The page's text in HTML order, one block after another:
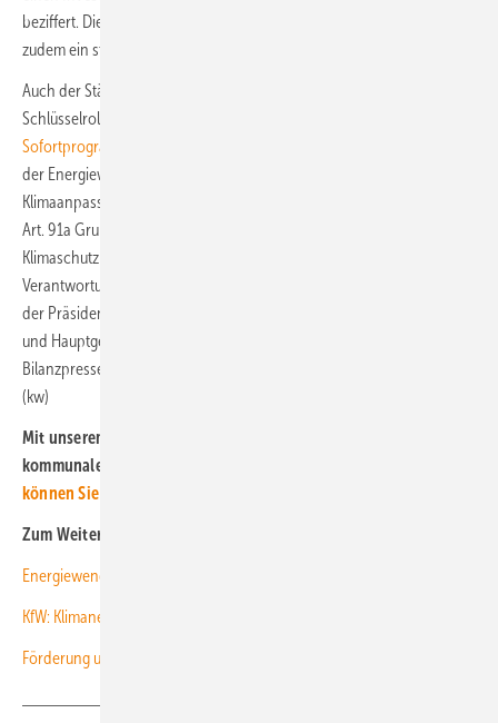
beziffert. Die vielen gesellschaftlichen Herausforderungen erforderten
zudem ein steigendes Investitionsniveau der Kommunen.
Auch der Städte- und Gemeindebund sieht die Kommunen in einer
Schlüsselrolle. Er fordert unter anderem ein
Sofortprogramm
der Energiewende. Außerdem müsse – so wie etwa der Küstenschutz -
Klimaanpassung und Klimaschutz als neue Gemeinschaftsaufgabe in
Art. 91a Grundgesetz zu verankert werden. „Klimaanpassung und
Klimaschutz gehören notwendig dazu und werden die gemeinsame
Verantwortung von Bund, Ländern und Kommunen stärken“, betonten
der Präsident des DStGB, Bürgermeister Ralph Spiegler (Nieder-Olm),
und Hauptgeschäftsführer Gerd Landsberg auf der
Bilanzpressekonferenz des kommunalen Spitzenverbandes in Berlin.
(kw)
Mit unserem kostenlosen Newsletter bleiben Sie beim Thema
kommunale Energiewende immer auf dem Laufenden.
können Sie sich anmelden
Zum Weiterlesen:
Energiewende: Aus Industrieanlage wird Leuchtturmprojekt
KfW: Klimaneutralität 2045 kostet 5 Billionen Euro, ist aber leistbar
Förderung und Know-how für kommunale Wärme